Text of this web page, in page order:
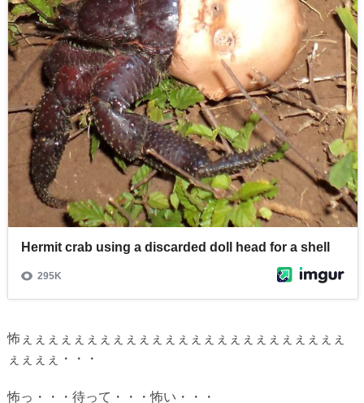
怖ぇぇぇぇぇぇぇぇぇぇぇぇぇぇぇぇぇぇぇぇぇぇぇぇぇ
ぇぇぇぇ・・・
怖っ・・・待って・・・怖い・・・